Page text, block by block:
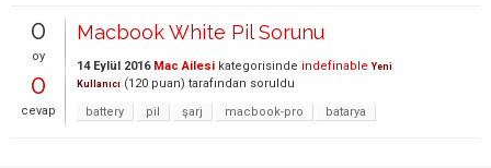
0
oy
0
cevap
Macbook White Pil Sorunu
14 Eylül 2016 Mac Ailesi kategorisinde indefinable Yeni
Kullanıcı (120 puan) tarafından soruldu
battery
pil şarj macbook-pro batarya